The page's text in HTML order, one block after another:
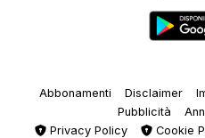
Abbonamenti Disclaimer
Pubblicità
Privacy Policy
Cookie